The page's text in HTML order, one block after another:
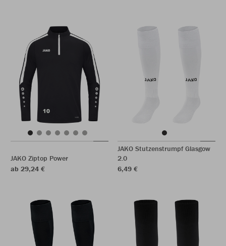
JAKO Ziptop Power
ab 29,24 €
JAKO Stutzenstrumpf Glasgow
2.0
6,49 €